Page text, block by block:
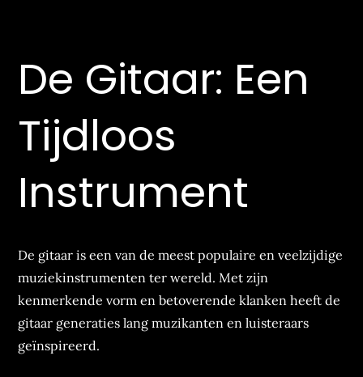
De Gitaar: Een
Tijdloos
Instrument
De gitaar is een van de meest populaire en veelzijdige
muziekinstrumenten ter wereld. Met zijn
kenmerkende vorm en betoverende klanken heeft de
gitaar generaties lang muzikanten en luisteraars
geïnspireerd.